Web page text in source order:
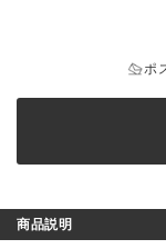
ポ
商品説明